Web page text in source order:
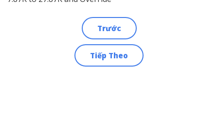
Trước
Tiếp Theo